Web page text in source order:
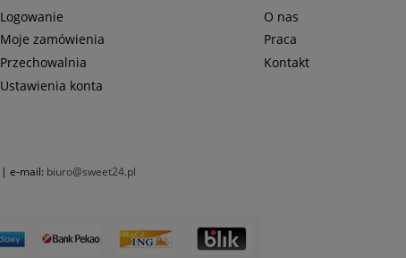
Logowanie
Moje zamówienia
Przechowalnia
Ustawienia konta
O nas
Praca
Kontakt
| e-mail: biuro@sweet24.pl